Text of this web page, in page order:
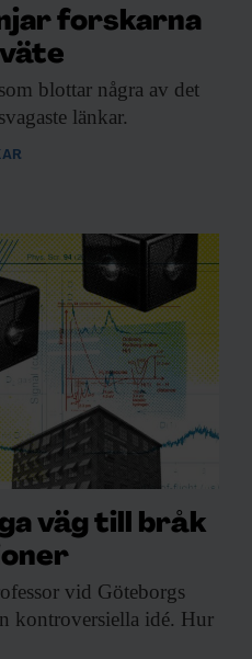
forskarna
blottar några av det
länkar.
väg till bråk
vid Göteborgs
kontroversiella idé. Hur